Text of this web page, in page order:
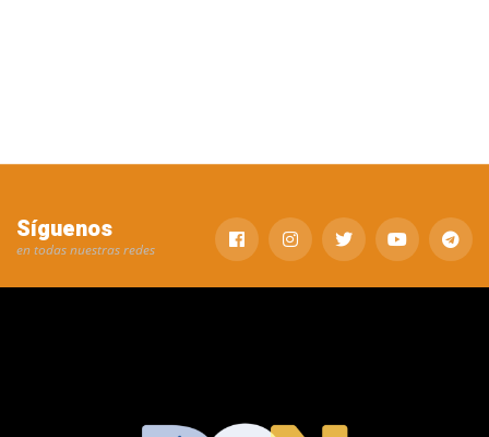
Síguenos
en todas nuestras redes